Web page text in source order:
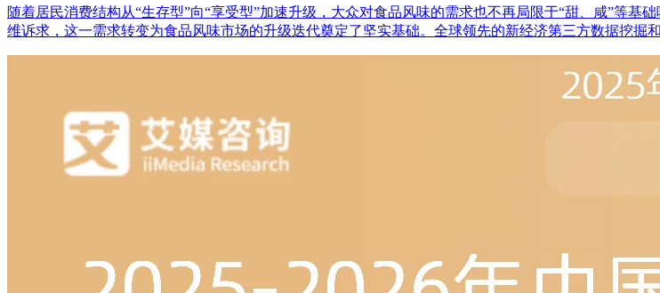
随着居民消费结构从“生存型”向“享受型”加速升级，大众对食品风味的需求也不再局限于“甜、咸”等
维诉求，这一需求转变为食品风味市场的升级迭代奠定了坚实基础。全球领先的新经济第三方数据挖掘和